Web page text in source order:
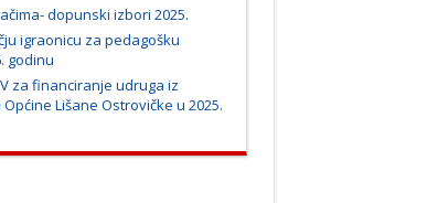
dopunski izbori 2025.
igraonicu za pedagošku
godinu
za financiranje udruga iz
Lišane Ostrovičke u 2025.